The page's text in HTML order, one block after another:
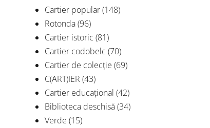
Cartier popular(148)
Rotonda(96)
Cartier istoric (81)
Cartier codobelc (70)
Cartier de colecție (69)
C(ART)IER (43)
Cartier educațional (42)
Biblioteca deschisă(34)
Verde (15)